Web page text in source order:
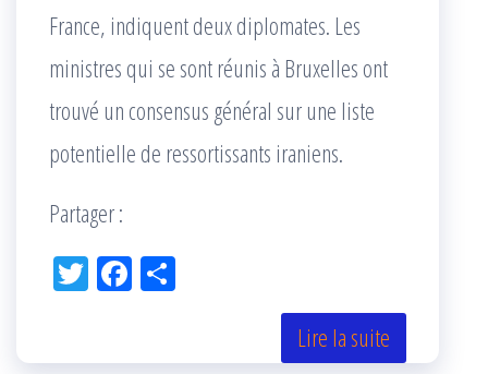
France, indiquent deux diplomates. Les
ministres qui se sont réunis à Bruxelles ont
trouvé un consensus général sur une liste
potentielle de ressortissants iraniens.
Partager :
Tw Fac
Lire la suite